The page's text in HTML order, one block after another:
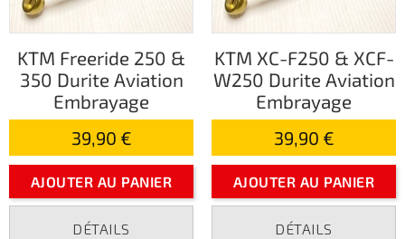
KTM Freeride 250 &
350 Durite Aviation
Embrayage
39,90 €
AJOUTER AU PANIER
DÉTAILS
KTM XC-F250 & XCF-
W250 Durite Aviation
Embrayage
39,90 €
AJOUTER AU PANIER
DÉTAILS